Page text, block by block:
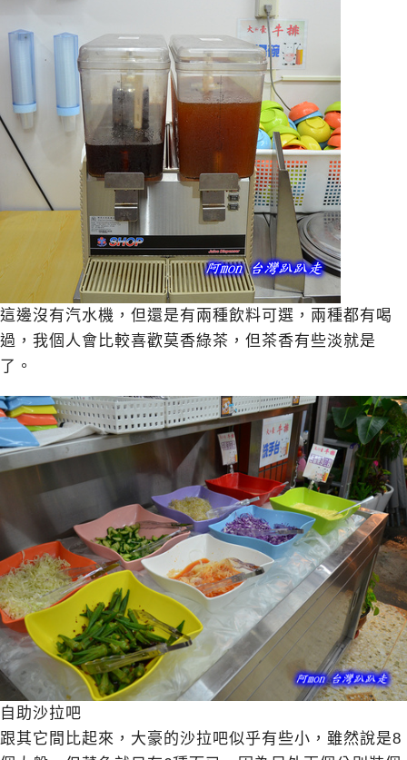
這邊沒有汽水機，但還是有兩種飲料可選，兩種都有喝
過，我個人會比較喜歡莫香綠茶，但茶香有些淡就是
了。
自助沙拉吧
跟其它間比起來，大豪的沙拉吧似乎有些小，雖然說是8